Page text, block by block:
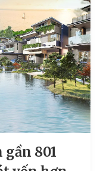
gần 801